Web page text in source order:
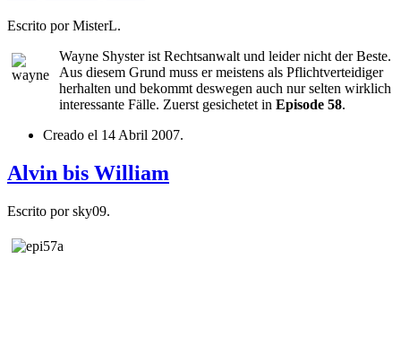
Escrito por MisterL.
Wayne Shyster ist Rechtsanwalt und leider nicht der Beste.
Aus diesem Grund muss er meistens als Pflichtverteidiger
herhalten und bekommt deswegen auch nur selten wirklich
interessante Fälle. Zuerst gesichetet in Episode 58.
Creado el 14 Abril 2007.
Alvin bis William
Escrito por sky09.